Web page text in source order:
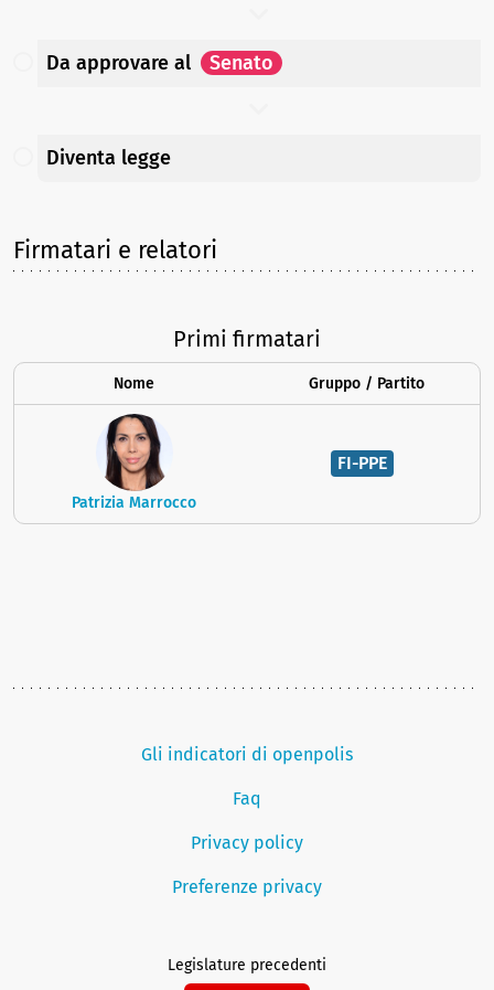
Da approvare al Senato
Diventa legge
Firmatari e relatori
Primi firmatari
Nome Gruppo / Partito
Patrizia Marrocco
FI-PPE
Gli indicatori di openpolis
Faq
Privacy policy
Preferenze privacy
Legislature precedenti